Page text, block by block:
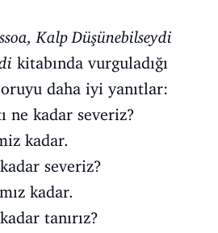
Kalp Düşünebilseydi
kitabında vurguladığı
daha iyi yanıtlar:
ne kadar severiz?
kadar.
severiz?
kadar.
tanırız?